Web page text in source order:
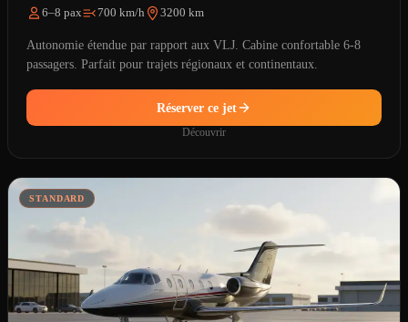
6–8 pax 700 km/h 3200 km
Autonomie étendue par rapport aux VLJ. Cabine confortable 6-8
passagers. Parfait pour trajets régionaux et continentaux.
Réserver ce jet
Découvrir
STANDARD